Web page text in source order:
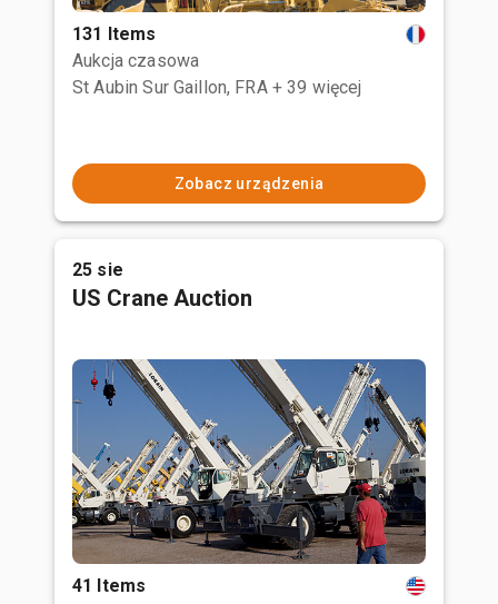
131 Items
Aukcja czasowa
St Aubin Sur Gaillon, FRA + 39 więcej
Zobacz urządzenia
25 sie
US Crane Auction
41 Items